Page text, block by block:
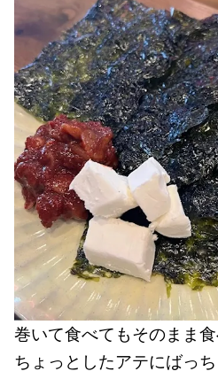
巻いて食べてもそのまま食
ちょっとしたアテにばっ